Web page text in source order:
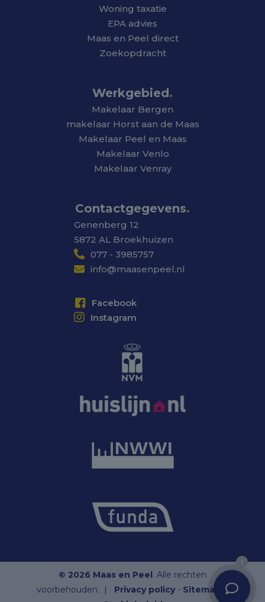
Woning taxatie
EPA advies
Maas en Peel direct
Zoekopdracht
Werkgebied.
Makelaar Bergen
makelaar Horst aan de Maas
Makelaar Peel en Maas
Makelaar Venlo
Makelaar Venray
Contactgegevens.
Genenberg 12
5872 AL Broekhuizen
077 - 3985757
info@maasenpeel.nl
Facebook
Instagram
© 2026 Maas en Peel. Alle rechten
voorbehouden. | Privacy policy - Sitemap
-
1